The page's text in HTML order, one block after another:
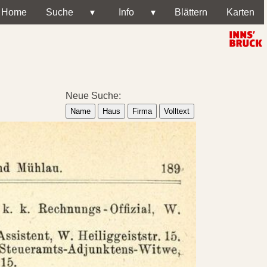
Home Suche ▾ Info ▾ Blättern Karten
Neue Suche:
Name Haus Firma Volltext